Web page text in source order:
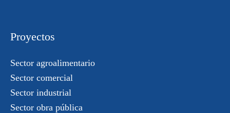
Proyectos
Sector agroalimentario
Sector comercial
Sector industrial
Sector obra pública